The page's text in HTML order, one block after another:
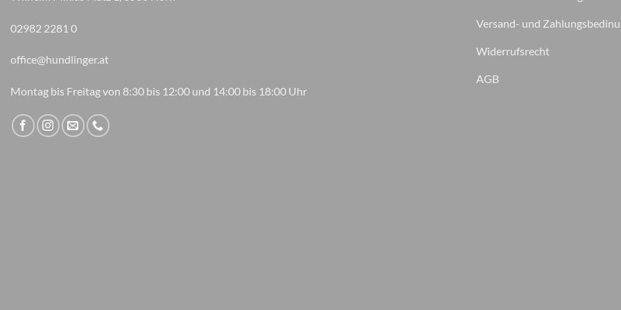
02982 2281 0
office@hundlinger.at
Montag bis Freitag von 8:30 bis 12:00 und 14:00 bis 18:00 Uhr
Versand- und
Widerrufsrecht
AGB